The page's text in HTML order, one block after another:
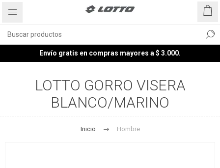
Envío gratis en compras mayores a $ 3.000.
LOTTO GORRO VISERA
BLANCO/MARINO
Inicio Hombre